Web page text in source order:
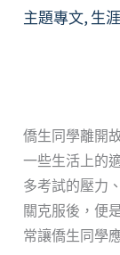
主題專文, 生
僑生同學離開
一些生活上的
多考試的壓力
關克服後，便
常讓僑生同學